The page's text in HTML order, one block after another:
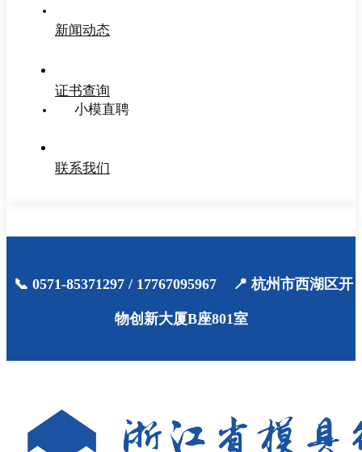
新闻动态
证书查询
小模直聘
联系我们
📞 0571-85371297 / 17767095967 📍 杭州市西湖区开
物创新大厦B座801室